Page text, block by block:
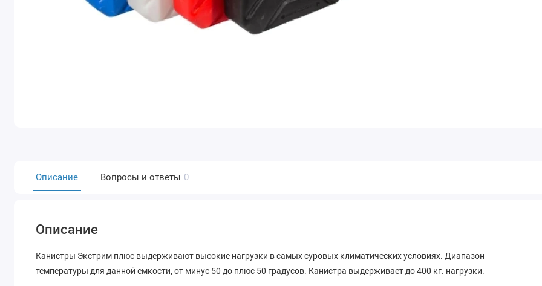
Описание Вопросы и ответы 0
Описание
Канистры Экстрим плюс выдерживают высокие нагрузки в самых суровых климатических условиях. Диапазон
температуры для данной емкости, от минус 50 до плюс 50 градусов. Канистра выдерживает до 400 кг. нагрузки.